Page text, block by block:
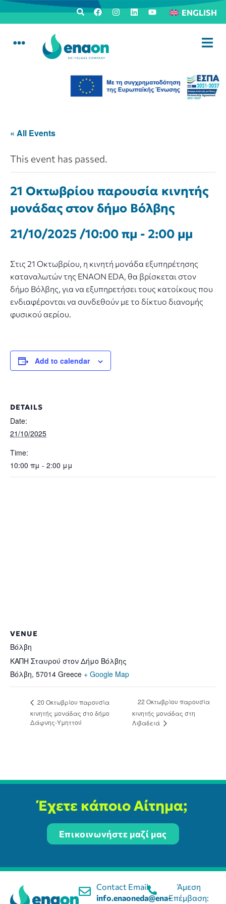
ENGLISH
« All Events
This event has passed.
21 Οκτωβρίου παρουσία κινητής
μονάδας στον δήμο Βόλβης
21/10/2025 /10:00 πμ - 2:00 μμ
Στις 21 Οκτωβρίου, η κινητή μονάδα εξυπηρέτησης
καταναλωτών της ENAON EDA, θα βρίσκεται στον
δήμο Βόλβης, για να εξυπηρετήσει τους κατοίκους που
ενδιαφέρονται να συνδεθούν με το δίκτυο διανομής
φυσικού αερίου.
Add to calendar
DETAILS
Date:
21/10/2025
Time:
10:00 πμ - 2:00 μμ
VENUE
Βόλβη
ΚΑΠΗ Σταυρού στον Δήμο Βόλβης
Βόλβη, 57014 Greece + Google Map
20 Οκτωβρίου παρουσία
κινητής μονάδας στο δήμο
Δάφνης-Υμηττού
22 Οκτωβρίου παρουσία
κινητής μονάδας στη
Λιβαδειά
Έχετε κάποιο Αίτημα;
Επικοινωνήστε μαζί μας
Contact Email:
info.enaoneda@ena-
Άμεση
Επέμβαση: